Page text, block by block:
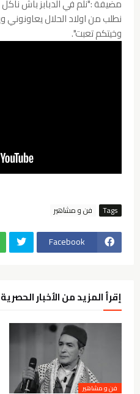
مضيفة :"نلم في الدبابز باش
نطلب من اولاد الحلال
وخيتكم تعبت".
Tags فن و مشاهير
Facebook
إقرأ المزيد من الأخبار الحصرية
فن و مشاهير